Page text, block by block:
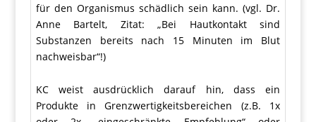
für den Organismus schädlich sein kann. (vgl. Dr.
Anne Bartelt, Zitat: „Bei Hautkontakt sind
Substanzen bereits nach 15 Minuten im Blut
nachweisbar“!)
KC weist ausdrücklich darauf hin, dass ein
Produkte in Grenzwertigkeitsbereichen (z.B. 1x